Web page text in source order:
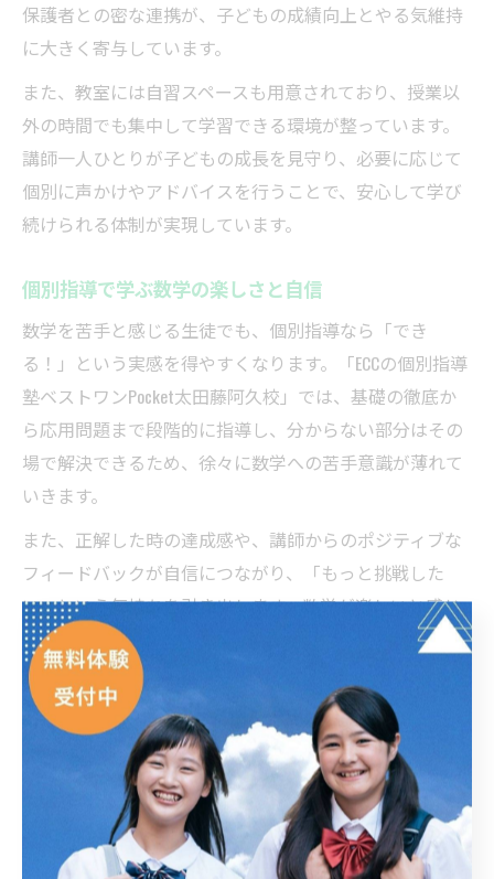
保護者との密な連携が、子どもの成績向上とやる気維持
に大きく寄与しています。
また、教室には自習スペースも用意されており、授業以
外の時間でも集中して学習できる環境が整っています。
講師一人ひとりが子どもの成長を見守り、必要に応じて
個別に声かけやアドバイスを行うことで、安心して学び
続けられる体制が実現しています。
個別指導で学ぶ数学の楽しさと自信
数学を苦手と感じる生徒でも、個別指導なら「でき
る！」という実感を得やすくなります。「ECCの個別指導
塾ベストワンPocket太田藤阿久校」では、基礎の徹底か
ら応用問題まで段階的に指導し、分からない部分はその
場で解決できるため、徐々に数学への苦手意識が薄れて
いきます。
また、正解した時の達成感や、講師からのポジティブな
フィードバックが自信につながり、「もっと挑戦した
い」という気持ちを引き出します。数学が楽しいと感じ
られるようになることで、自然と学習時間も増え、継続
的な成績向上へと繋がるのです。
お子さまのやる気を引き出す学びの工